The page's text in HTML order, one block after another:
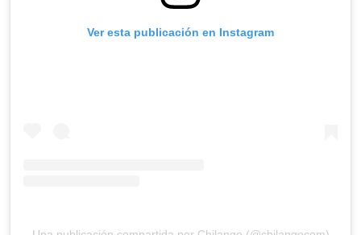
Ver esta publicación en Instagram